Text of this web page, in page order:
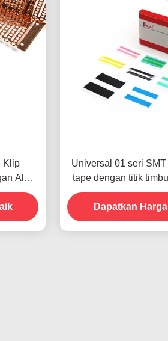
Klip
Alat
Universal 01 seri
tape dengan titik
dirancang berlaku
ukuran pita
Dapatkan